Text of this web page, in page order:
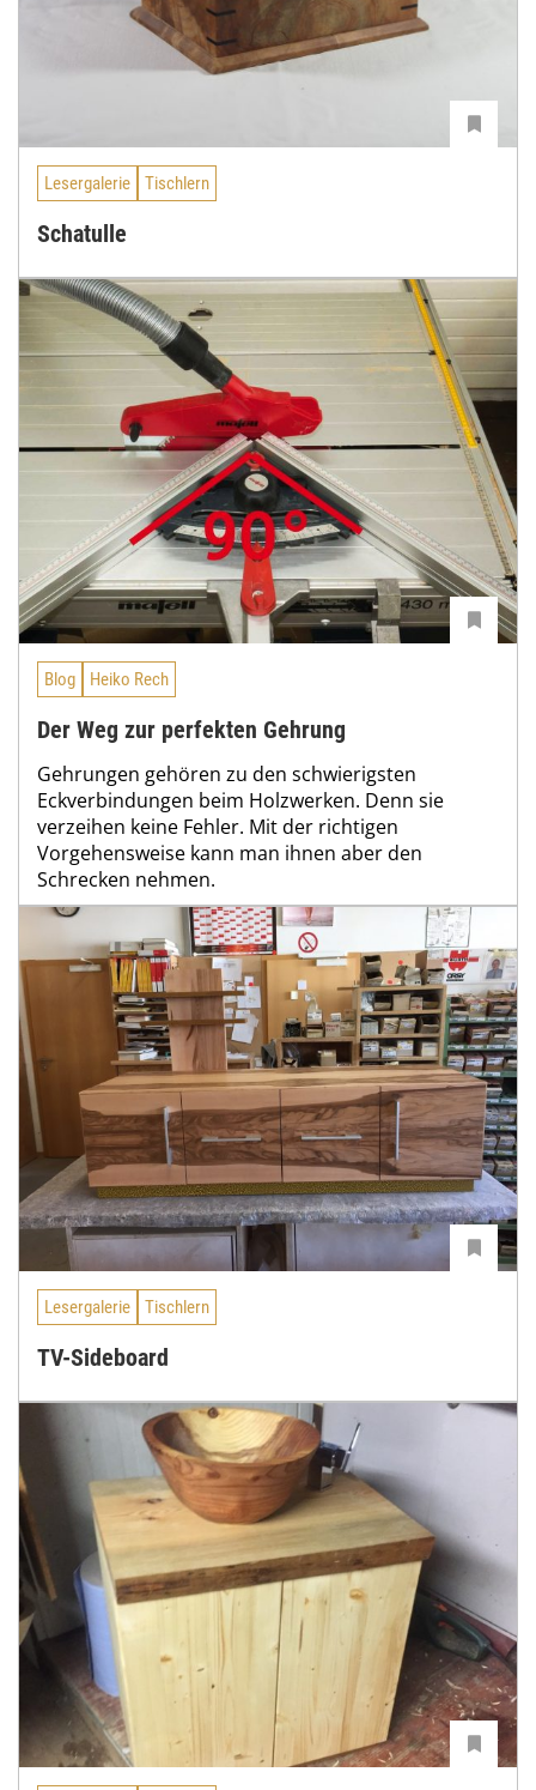
Lesergalerie Tischlern
Schatulle
Blog Heiko Rech
Der Weg zur perfekten Gehrung
Gehrungen gehören zu den schwierigsten
Eckverbindungen beim Holzwerken. Denn sie
verzeihen keine Fehler. Mit der richtigen
Vorgehensweise kann man ihnen aber den
Schrecken nehmen.
Lesergalerie Tischlern
TV-Sideboard